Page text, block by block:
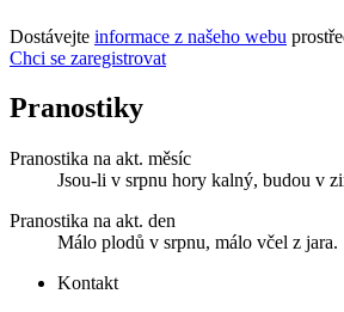
Dostávejte informace z našeho webu
Chci se zaregistrovat
Pranostiky
Pranostika na akt. měsíc
Jsou-li v srpnu hory kalný, budou v
Pranostika na akt. den
Málo plodů v srpnu, málo včel z jara.
Kontakt